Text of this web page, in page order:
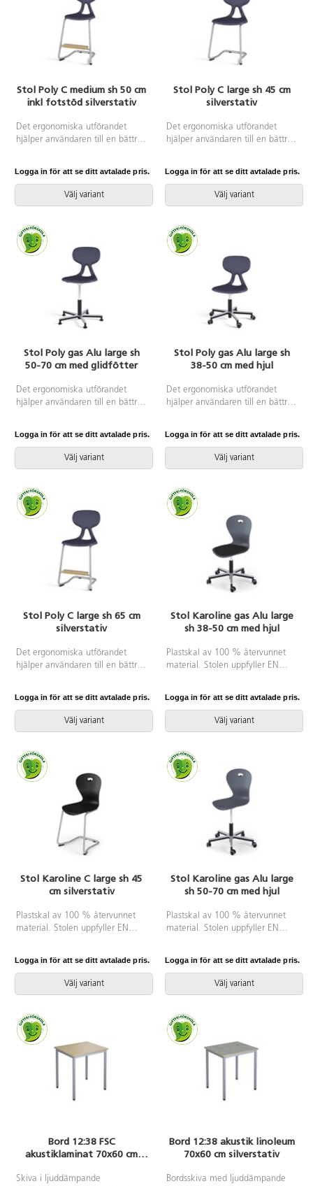
Stol Poly C medium sh 50 cm
inkl fotstöd silverstativ
Det ergonomiska utförandet
hjälper användaren till en bättre
stolar och upphängningsbar när
man vänder den. Lätt att
rengöra. Skal i polyuretan.
Mått: Sitthöjd 50 cm. Sitsbredd
38 cm. Sitsdjup 34 cm. Inklusive
justerbart fotstöd.
Logga in för att se ditt avtalade pris.
Välj variant
Stol Poly C large sh 45 cm
silverstativ
Det ergonomiska utförandet
hjälper användaren till en bättre
stolar och upphängningsbar när
man vänder den. Lätt att
rengöra. Skal i polyuretan.
Mått: Sitthöjd 45 cm. Sitsbredd
44 cm. Sitsdjup 40 cm.
Logga in för att se ditt avtalade pris.
Välj variant
Stol Poly gas Alu large sh
50-70 cm med glidfötter
Det ergonomiska utförandet
hjälper användaren till en bättre
i polyuretan. Svart
aluminiumkryss med glidfötter.
Mått: Sitthöjd 50-70 cm.
Logga in för att se ditt avtalade pris.
Välj variant
Stol Poly gas Alu large sh
38-50 cm med hjul
Det ergonomiska utförandet
hjälper användaren till en bättre
i polyuretan. Svart
aluminiumkryss med tysta hjul.
Stolen kommer delvis monterad.
Sitsbredd 44 cm. Sitsdjup 40 cm.
Logga in för att se ditt avtalade pris.
Välj variant
Stol Poly C large sh 65 cm
silverstativ
Det ergonomiska utförandet
hjälper användaren till en bättre
stolar och upphängningsbar när
man vänder den. Lätt att
rengöra. Skal i polyuretan.
Mått: Sitthöjd 65 cm. Sitsbredd
44 cm. Sitsdjup 40 cm. Inklusive
justerbart fotstöd.
Logga in för att se ditt avtalade pris.
Välj variant
Stol Karoline gas Alu large
sh 38-50 cm med hjul
Plastskal av 100 % återvunnet
material. Stolen uppfyller EN
146 och 188 cm sitter bekvämt
och ergonomiskt riktigt. Väskkrok
på baksidan. Aluminiumkryss
50. Sitsbredd 42. Sitsdjup 40 cm.
Välj till klädd sits i 100 %
återvunnet material.
Logga in för att se ditt avtalade pris.
Välj variant
Stol Karoline C large sh 45
cm silverstativ
Plastskal av 100 % återvunnet
material. Stolen uppfyller EN
146 och 188 cm sitter bekvämt
och ergonomiskt riktigt. Väskkrok
på baksidan. Stapelbar och
den. Lätt att rengöra.
Silverlackerat stativ RAL 9006.
Mått: Sitthöjd 45 cm. Sitsbredd
42 cm. Sitsdjup 40 cm. Välj till
Logga in för att se ditt avtalade pris.
Välj variant
Stol Karoline gas Alu large
sh 50-70 cm med hjul
Plastskal av 100 % återvunnet
material. Stolen uppfyller EN
146 och 188 cm sitter bekvämt
och ergonomiskt riktigt. Väskkrok
på baksidan. Aluminiumkryss
70. Sitsbredd 42. Sitsdjup 40 cm.
Välj till klädd sits i 100 %
återvunnet material.
Logga in för att se ditt avtalade pris.
Välj variant
Bord 12:38 FSC
akustiklaminat 70x60 cm
Skiva i ljuddämpande
Bord 12:38 akustik linoleum
70x60 cm silverstativ
Bordsskiva med ljuddämpande